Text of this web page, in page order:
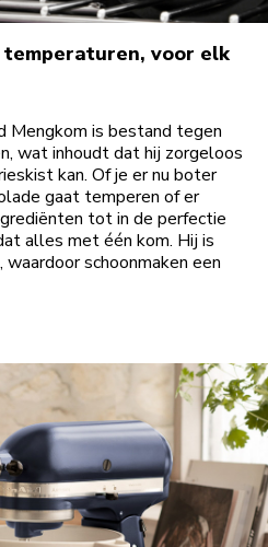
voor elk
Mengkom is bestand tegen
wat inhoudt dat hij zorgeloos
kan. Of je er nu boter
gaat temperen of er
tot in de perfectie
alles met één kom. Hij is
schoonmaken een